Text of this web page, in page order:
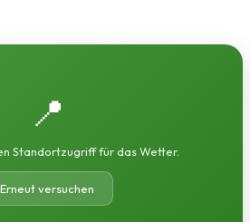
📍
Standortzugriff für das Wetter.
Erneut versuchen